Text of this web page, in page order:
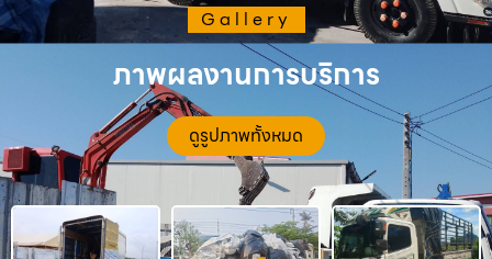
Gallery
ภาพผลงานการบริการ
ดูรูปภาพทั้งหมด